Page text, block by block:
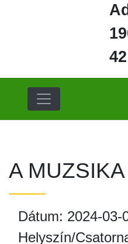
42
A
Dátum: 2024-03-
Helyszín/